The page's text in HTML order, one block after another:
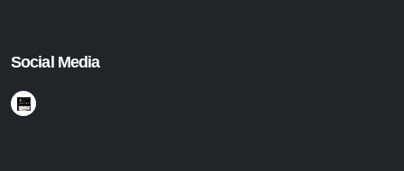
Social Media